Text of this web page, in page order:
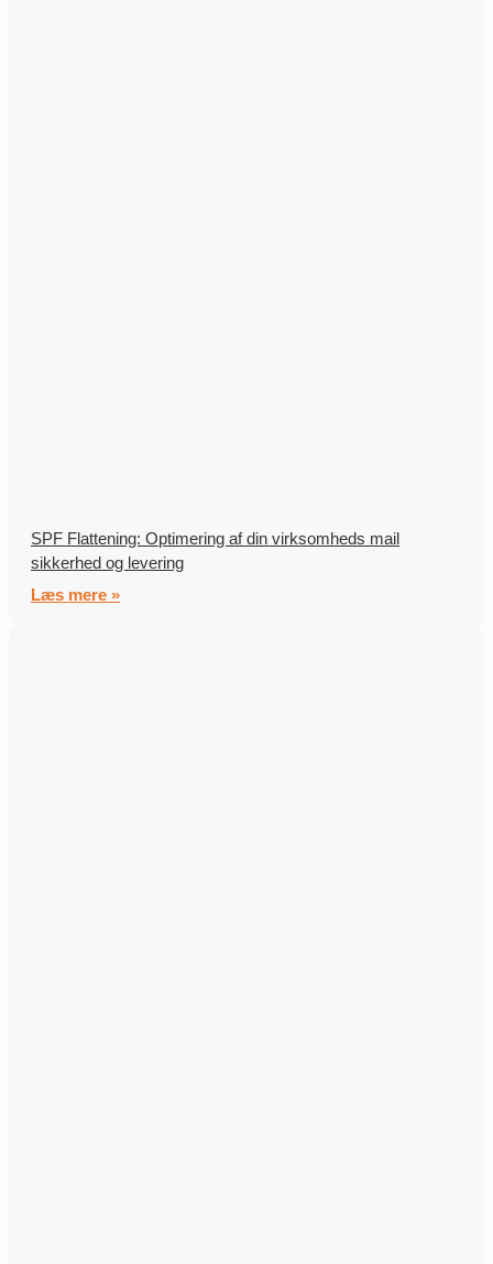
SPF Flattening: Optimering af din virksomheds mail
sikkerhed og levering
Læs mere »